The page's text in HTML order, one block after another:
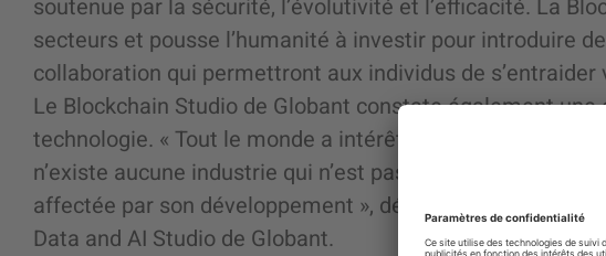
soutenue par la sécurité, l’évolutivité et l’efficacité. La
secteurs et pousse l’humanité à investir pour introduire
collaboration qui permettront aux individus de
Le Blockchain Studio de Globant constate également
technologie. « Tout le monde a intérêt à comprendre le
n’existe aucune industrie qui n’est pas touchée par la
affectée par son développement », déclare Avijeet Dutta,
Data and AI Studio de Globant.